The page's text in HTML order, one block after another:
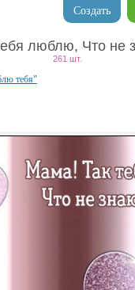
Создать
люблю, Что не
261 шт.
тебя"